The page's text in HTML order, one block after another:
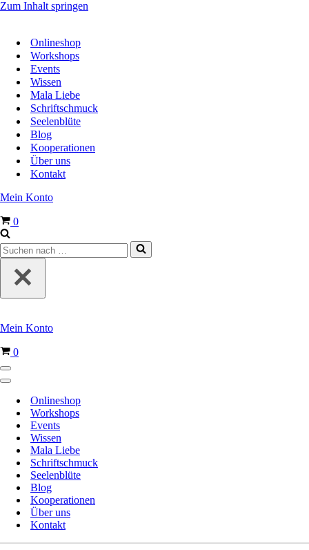
Zum Inhalt springen
Onlineshop
Workshops
Events
Wissen
Mala Liebe
Schriftschmuck
Seelenblüte
Blog
Kooperationen
Über uns
Kontakt
Mein Konto
Warenkorb
0
Suchen
nach …
Mein Konto
Warenkorb
0
Navigationsmenü
Navigationsmenü
Onlineshop
Workshops
Events
Wissen
Mala Liebe
Schriftschmuck
Seelenblüte
Blog
Kooperationen
Über uns
Kontakt